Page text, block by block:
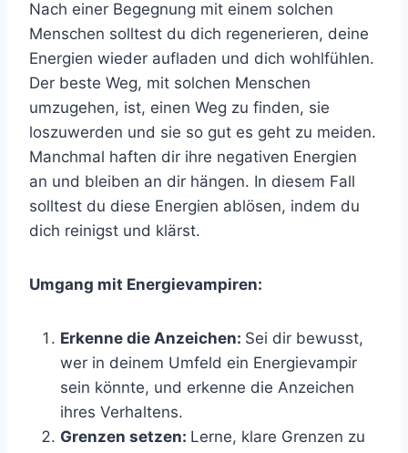
Nach einer Begegnung mit einem solchen
Menschen solltest du dich regenerieren, deine
Energien wieder aufladen und dich wohlfühlen.
Der beste Weg, mit solchen Menschen
umzugehen, ist, einen Weg zu finden, sie
loszuwerden und sie so gut es geht zu meiden.
Manchmal haften dir ihre negativen Energien
an und bleiben an dir hängen. In diesem Fall
solltest du diese Energien ablösen, indem du
dich reinigst und klärst.
Umgang mit Energievampiren:
Erkenne die Anzeichen: Sei dir bewusst,
wer in deinem Umfeld ein Energievampir
sein könnte, und erkenne die Anzeichen
ihres Verhaltens.
Grenzen setzen: Lerne, klare Grenzen zu